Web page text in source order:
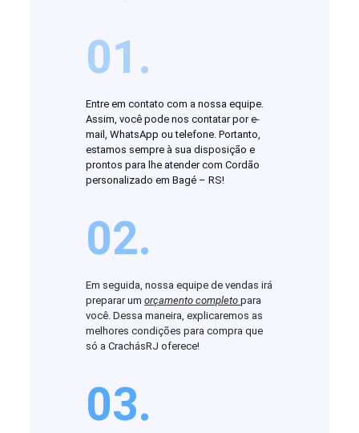
01.
Entre em contato com a nossa equipe.
Assim, você pode nos contatar por e-
mail, WhatsApp ou telefone. Portanto,
estamos sempre à sua disposição e
prontos para lhe atender com Cordão
personalizado em Bagé – RS!
02.
Em seguida, nossa equipe de vendas irá
preparar umorçamento completopara
você. Dessa maneira, explicaremos as
melhores condições para compra que
só a CrachásRJ oferece!
03.